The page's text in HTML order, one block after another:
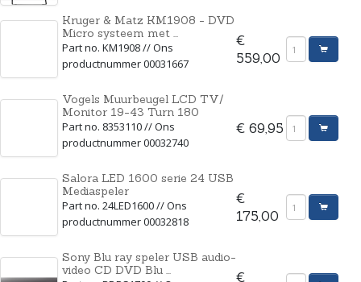
Kruger & Matz KM1908 - DVD
Micro systeem met ...
Part no. KM1908 // Ons
productnummer 00031667
€
559,00
Vogels Muurbeugel LCD TV/
Monitor 19-43 Turn 180
Part no. 8353110 // Ons
productnummer 00032740
€ 69,95
Salora LED 1600 serie 24 USB
Mediaspeler
Part no. 24LED1600 // Ons
productnummer 00032818
€
175,00
Sony Blu ray speler USB audio-
video CD DVD Blu ...
€